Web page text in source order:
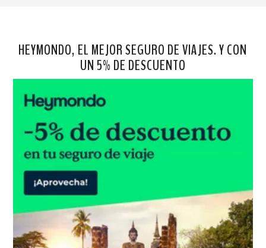
HEYMONDO, EL MEJOR SEGURO DE VIAJES. Y CON
UN 5% DE DESCUENTO